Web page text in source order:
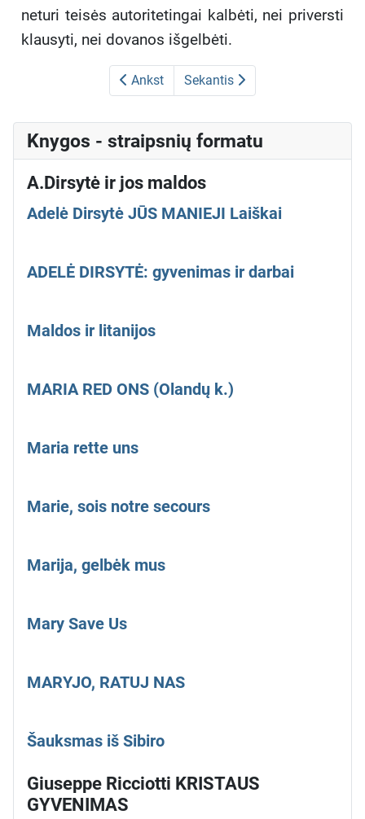
neturi teisės autoritetingai kalbėti, nei priversti
klausyti, nei dovanos išgelbėti.
Ankst Sekantis
Knygos - straipsnių formatu
A.Dirsytė ir jos maldos
Adelė Dirsytė JŪS MANIEJI Laiškai
ADELĖ DIRSYTĖ: gyvenimas ir darbai
Maldos ir litanijos
MARIA RED ONS (Olandų k.)
Maria rette uns
Marie, sois notre secours
Marija, gelbėk mus
Mary Save Us
MARYJO, RATUJ NAS
Šauksmas iš Sibiro
Giuseppe Ricciotti KRISTAUS
GYVENIMAS